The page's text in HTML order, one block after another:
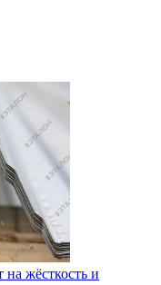
на жёсткость и